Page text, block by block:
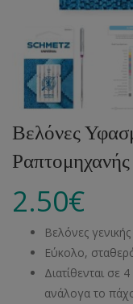
Βελόνες
2.50€
Βελόνες
Εύκολο,
Διατίθενται
ανάλογα το